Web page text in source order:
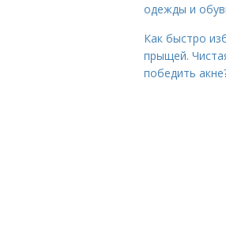
одежды и
Как быстро
прыщей.
победить